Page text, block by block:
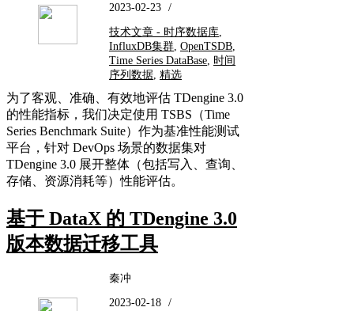
2023-02-23 /
技术文章 - 时序数据库
InfluxDB集群 OpenTSDB
Time Series DataBase
时间
序列数据 精选
为了客观、准确、有效地评估 TDengine 3.0
的性能指标，我们决定使用 TSBS（Time
Series Benchmark Suite）作为基准性能测试
平台，针对 DevOps 场景的数据集对
TDengine 3.0 展开整体（包括写入、查询、
存储、资源消耗等）性能评估。
基于 DataX 的 TDengine 3.0
版本数据迁移工具
秦冲
2023-02-18 /